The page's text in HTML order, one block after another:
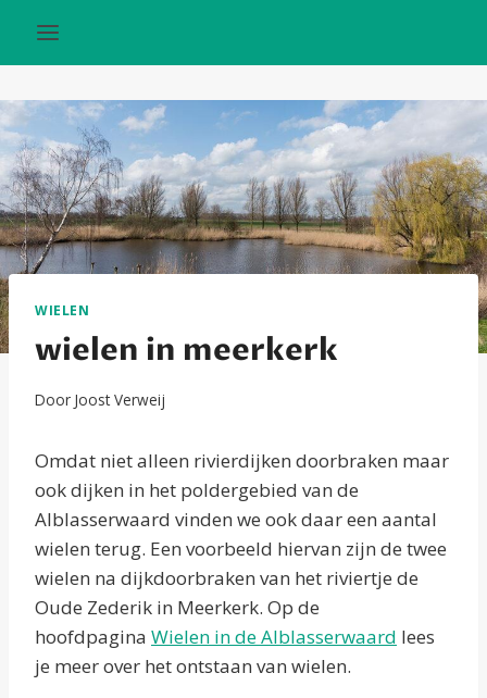
naar
inhoud
WIELEN
wielen in meerkerk
Door Joost Verweij
Omdat niet alleen rivierdijken doorbraken maar
ook dijken in het poldergebied van de
Alblasserwaard vinden we ook daar een aantal
wielen terug. Een voorbeeld hiervan zijn de twee
wielen na dijkdoorbraken van het riviertje de
Oude Zederik in Meerkerk. Op de
hoofdpagina Wielen in de Alblasserwaard lees
je meer over het ontstaan van wielen.